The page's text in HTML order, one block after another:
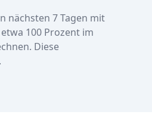
nächsten 7 Tagen mit
100 Prozentim
Diese